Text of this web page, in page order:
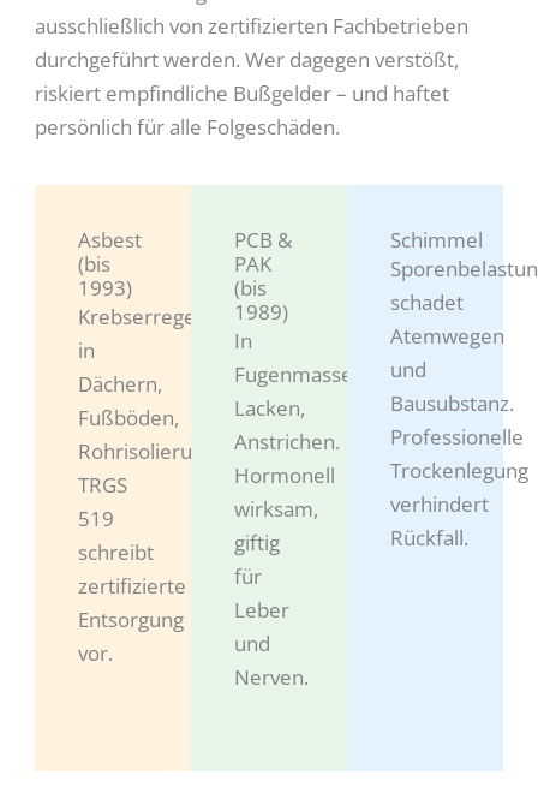
ausschließlich von zertifizierten Fachbetrieben
durchgeführt werden. Wer dagegen verstößt,
riskiert empfindliche Bußgelder – und haftet
persönlich für alle Folgeschäden.
Asbest
(bis
1993)
Krebserregend,
in
Dächern,
Fußböden,
Rohrisolierungen.
TRGS
519
schreibt
zertifizierte
Entsorgung
vor.
PCB &
PAK
(bis
1989)
In
Fugenmassen,
Lacken,
Anstrichen.
Hormonell
wirksam,
giftig
für
Leber
und
Nerven.
Schimmel
schadet
Atemwegen
und
Bausubstanz.
Professionelle
Trockenlegung
verhindert
Rückfall.